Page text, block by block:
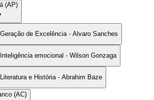
(AP)
Geração de Excelência - Alvaro Sanches
Inteligência emocional - Wilson Gonzaga
Literatura e História - Abrahim Baze
(AC)